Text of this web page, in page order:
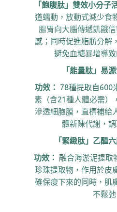
「飽腹肽」雙效小分子
道蠕動，放動式減少食
腸胃向大腦傳遞飢餓
感；同時促進脂肪分解
避免血糖暴增導
「能量肽」易
功效：
78種提取自600
素（含21種人體必需）
滲透細胞膜，直標補給
體新陳代謝，調
「緊緻肽」乙醯
功效： 融合海淤泥提取
珍珠提取物，作用於皮
確保瘦下來的同時，肌
不鬆弛